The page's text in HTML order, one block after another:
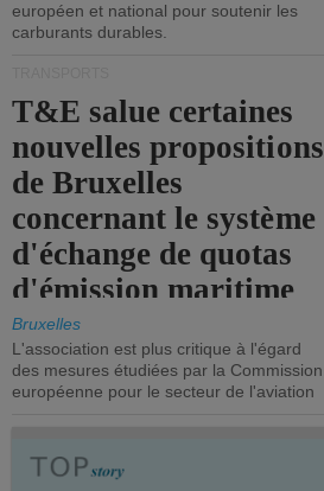
européen et national pour soutenir les
carburants durables.
T&E salue certaines
nouvelles propositions
de Bruxelles
concernant le système
d'échange de quotas
d'émission maritime
de l'UE.
Bruxelles
L'association est plus critique à l'égard
des mesures étudiées par la Commission
européenne pour le secteur de l'aviation